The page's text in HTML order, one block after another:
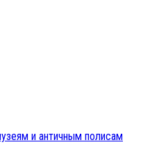
и античным полисам